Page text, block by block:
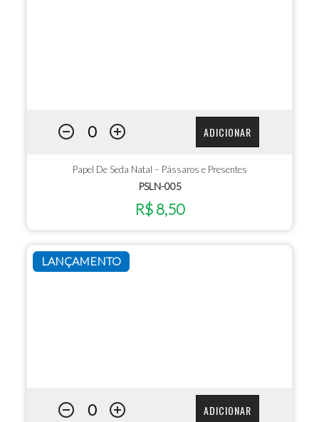
ADICIONAR
Papel De Seda Natal – Pássaros e Presentes
PSLN-005
R$ 8,50
LANÇAMENTO
ADICIONAR